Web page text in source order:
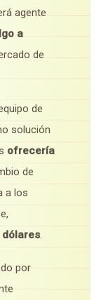
agente
a
de
de
solución
ofrecería
de
a los
dólares
por